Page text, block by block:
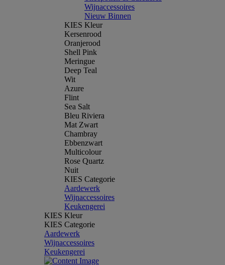
Wijnaccessoires
Nieuw Binnen
KIES Kleur
Kersenrood
Oranjerood
Shell Pink
Meringue
Deep Teal
Wit
Azure
Flint
Sea Salt
Bleu Riviera
Mat Zwart
Chambray
Ebbenzwart
Multicolour
Rose Quartz
Nuit
KIES Categorie
Aardewerk
Wijnaccessoires
Keukengerei
KIES Kleur
KIES Categorie
Aardewerk
Wijnaccessoires
Keukengerei